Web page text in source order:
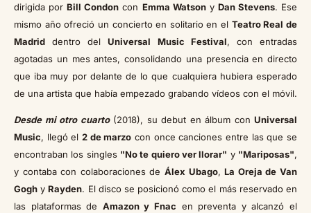
dirigida porBill Condon con Emma Watsony Dan Stevens. Ese
mismo año ofreció un concierto en solitario en el Teatro Real de
Madrid dentro delUniversal Music Festival, con entradas
agotadas un mes antes, consolidando una presencia en directo
que iba muy por delante de lo que cualquiera hubiera esperado
de una artista que había empezado grabando vídeos con el móvil.
Desde mi otro cuarto(2018), su debut en álbum con Universal
Music, llegó el 2 de marzo con once canciones entre las que se
encontraban los singles "No te quiero ver llorar" y "Mariposas",
y contaba con colaboraciones de Álex Ubago,La Oreja de Van
Gogh yRayden. El disco se posicionó como el más reservado en
las plataformas de Amazon y Fnac en preventa y alcanzó el